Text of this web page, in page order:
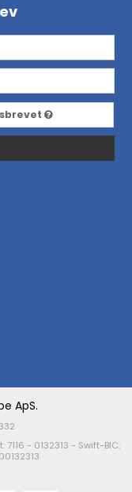
ApS.
- 0132313 - Swift-BIC: